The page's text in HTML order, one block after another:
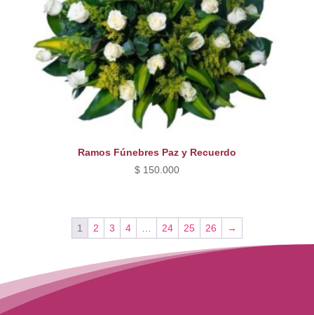
Ramos Fúnebres Paz y Recuerdo
$150.000
1 2 3 4 … 24 25 26 →